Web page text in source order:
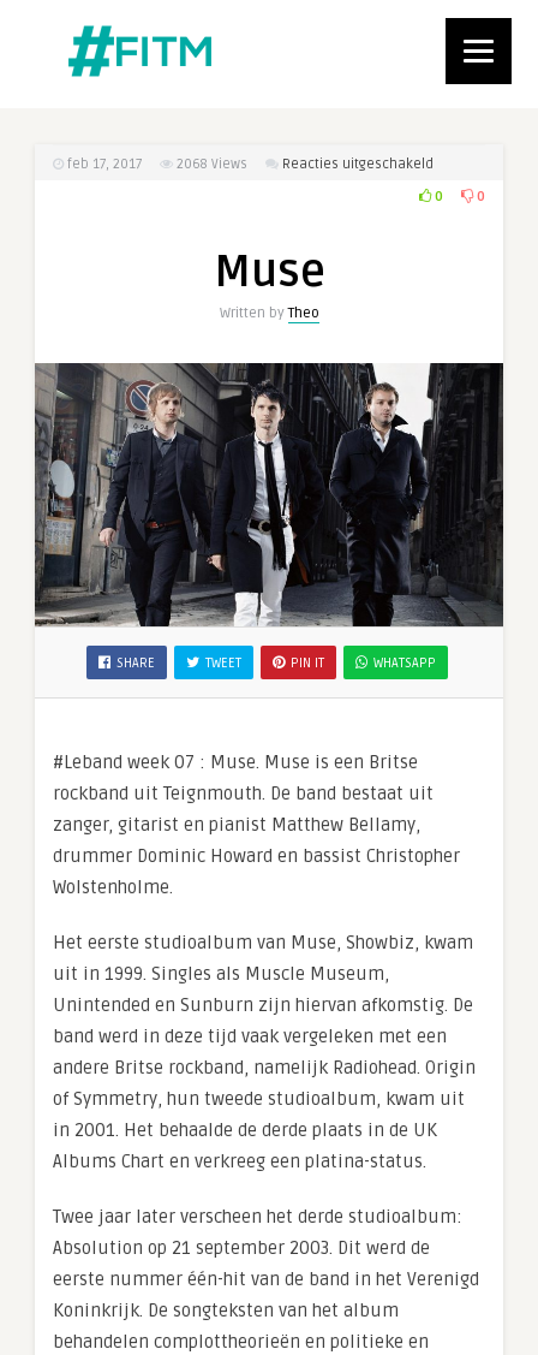
feb 17, 2017 2068 Views Reacties uitgeschakeld
Muse
0 0
Muse
Written byTheo
SHARE TWEET PIN IT WHATSAPP
#Leband week 07 : Muse. Muse is een Britse
rockband uit Teignmouth. De band bestaat uit
zanger, gitarist en pianist Matthew Bellamy,
drummer Dominic Howard en bassist Christopher
Wolstenholme.
Het eerste studioalbum van Muse, Showbiz, kwam
uit in 1999. Singles als Muscle Museum,
Unintended en Sunburn zijn hiervan afkomstig. De
band werd in deze tijd vaak vergeleken met een
andere Britse rockband, namelijk Radiohead. Origin
of Symmetry, hun tweede studioalbum, kwam uit
in 2001. Het behaalde de derde plaats in de UK
Albums Chart en verkreeg een platina-status.
Twee jaar later verscheen het derde studioalbum:
Absolution op 21 september 2003. Dit werd de
eerste nummer één-hit van de band in het Verenigd
Koninkrijk. De songteksten van het album
behandelen complottheorieën en politieke en